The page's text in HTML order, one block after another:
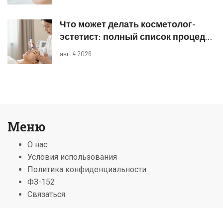
Что может делать косметолог-
эстетист: полный список процедур
и границы компетенций
авг, 4 2026
Меню
О нас
Условия использования
Политика конфиденциальности
ФЗ-152
Связаться